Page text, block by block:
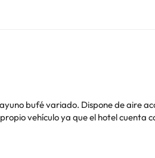
bufé variado. Dispone de aire
vehículo ya que el hotel cuenta